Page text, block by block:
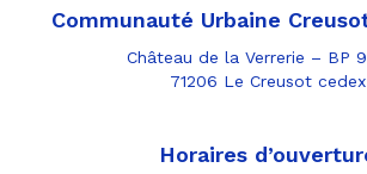
Communauté Urbaine
Château de la Verrerie – BP
71206 Le Creusot cedex
Horaires